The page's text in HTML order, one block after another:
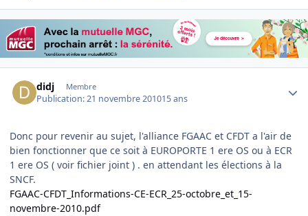
didj Membre
Publication:21 novembre 201015 ans
Donc pour revenir au sujet, l'alliance FGAAC et CFDT a l'air de
bien fonctionner que ce soit à EUROPORTE 1 ere OS ou à ECR
1 ere OS ( voir fichier joint ) . en attendant les élections à la
SNCF.
FGAAC-CFDT_Informations-CE-ECR_25-octobre_et_15-
novembre-2010.pdf